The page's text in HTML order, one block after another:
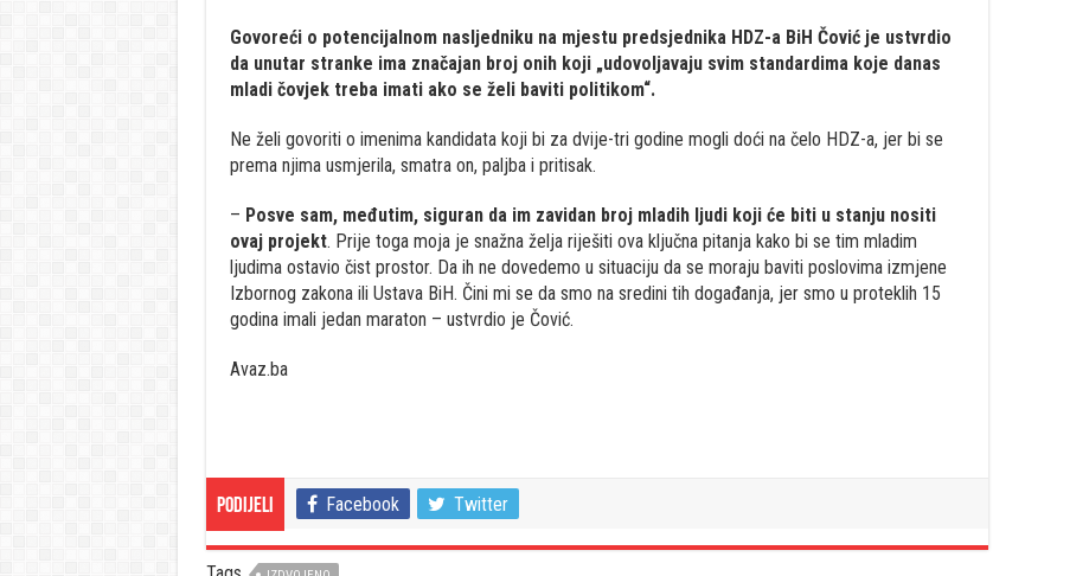
Govoreći o potencijalnom nasljedniku na mjestu predsjednika HDZ-a BiH Čović je ustvrdio
da unutar stranke ima značajan broj onih koji „udovoljavaju svim standardima koje danas
mladi čovjek treba imati ako se želi baviti politikom“.
Ne želi govoriti o imenima kandidata koji bi za dvije-tri godine mogli doći na čelo HDZ-a, jer bi se
prema njima usmjerila, smatra on, paljba i pritisak.
– Posve sam, međutim, siguran da im zavidan broj mladih ljudi koji će biti u stanju nositi
ovaj projekt. Prije toga moja je snažna želja riješiti ova ključna pitanja kako bi se tim mladim
ljudima ostavio čist prostor. Da ih ne dovedemo u situaciju da se moraju baviti poslovima izmjene
Izbornog zakona ili Ustava BiH. Čini mi se da smo na sredini tih događanja, jer smo u proteklih 15
godina imali jedan maraton – ustvrdio je Čović.
Avaz.ba
Podijeli Facebook Twitter